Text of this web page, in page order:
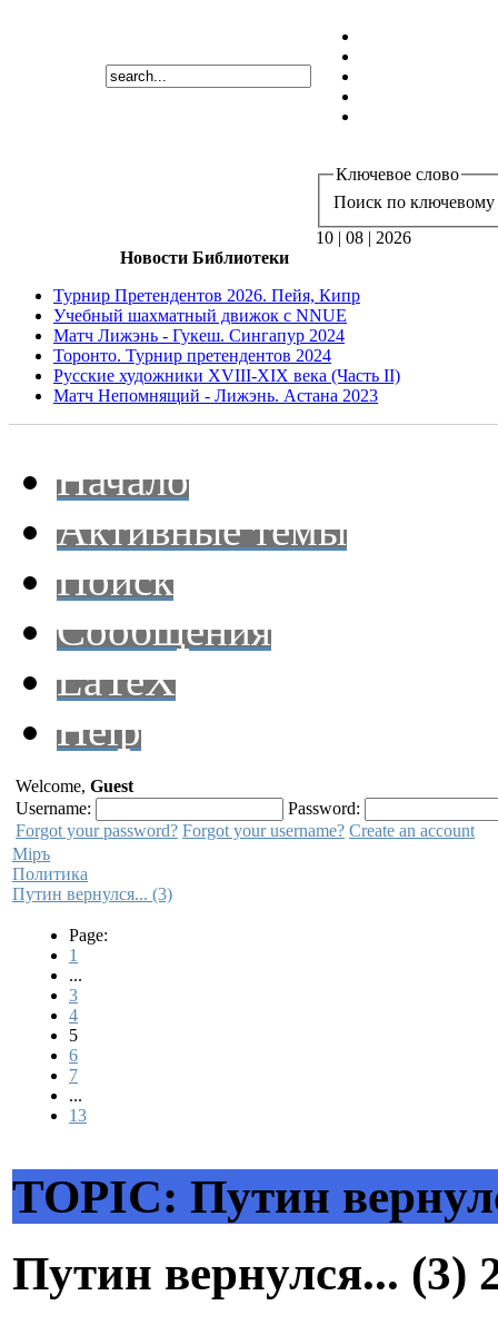
Ключевое слово
Поиск по ключевому
10 | 08 | 2026
Новости Библиотеки
Турнир Претендентов 2026. Пейя, Кипр
Учебный шахматный движок с NNUE
Матч Лижэнь - Гукеш. Сингапур 2024
Торонто. Турнир претендентов 2024
Русские художники XVIII-XIX века (Часть II)
Матч Непомнящий - Лижэнь. Астана 2023
Начало
Активные темы
Поиск
Сообщения
LaTeX
Help
Welcome, Guest
Username:
Password:
Forgot your password? Forgot your username? Create an account
Мiръ
Политика
Путин вернулся... (3)
Page:
1
...
3
4
5
6
7
...
13
TOPIC: Путин
Путин вернулся... (3)